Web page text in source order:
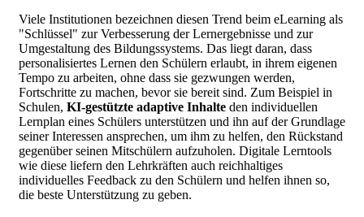
Viele Institutionen bezeichnen diesen Trend beim eLearning als
"Schlüssel" zur Verbesserung der Lernergebnisse und zur
Umgestaltung des Bildungssystems. Das liegt daran, dass
personalisiertes Lernen den Schülern erlaubt, in ihrem eigenen
Tempo zu arbeiten, ohne dass sie gezwungen werden,
Fortschritte zu machen, bevor sie bereit sind. Zum Beispiel in
Schulen, KI-gestützte adaptive Inhalte den individuellen
Lernplan eines Schülers unterstützen und ihn auf der Grundlage
seiner Interessen ansprechen, um ihm zu helfen, den Rückstand
gegenüber seinen Mitschülern aufzuholen. Digitale Lerntools
wie diese liefern den Lehrkräften auch reichhaltiges
individuelles Feedback zu den Schülern und helfen ihnen so,
die beste Unterstützung zu geben.